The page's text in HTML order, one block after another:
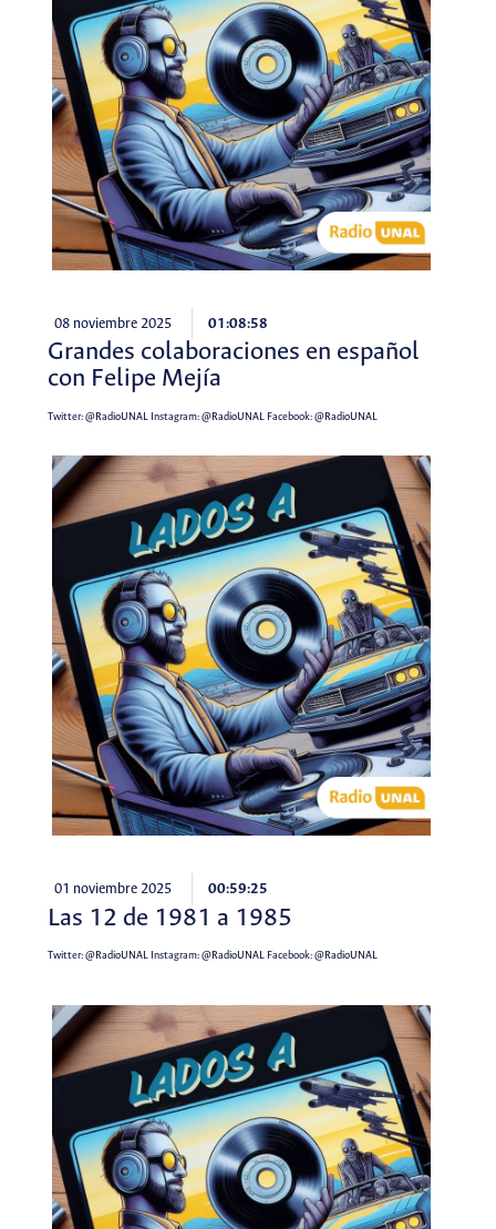
08 noviembre 2025 01:08:58
Grandes colaboraciones en español
con Felipe Mejía
Twitter:@RadioUNALInstagram:@RadioUNALFacebook:@RadioUNAL
01 noviembre 2025 00:59:25
Las 12 de 1981 a 1985
Twitter:@RadioUNALInstagram:@RadioUNALFacebook:@RadioUNAL